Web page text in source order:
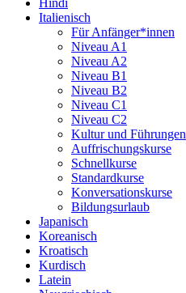
Italienisch
Für Anfänger*innen
Niveau A1
Niveau A2
Niveau B1
Niveau B2
Niveau C1
Niveau C2
Kultur und Führungen
Auffrischungskurse
Schnellkurse
Standardkurse
Konversationskurse
Bildungsurlaub
Japanisch
Koreanisch
Kroatisch
Kurdisch
Latein